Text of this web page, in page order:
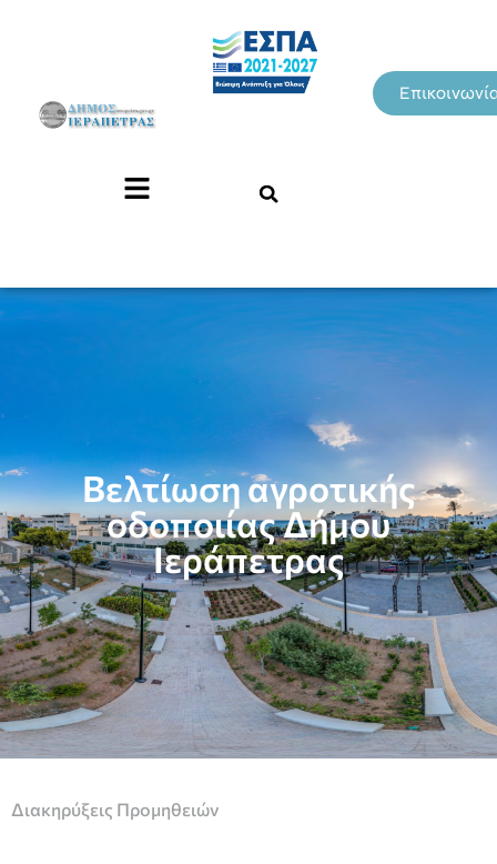
Βελτίωση αγροτικής
οδοποιίας Δήμου
Ιεράπετρας
Διακηρύξεις Προμηθειών